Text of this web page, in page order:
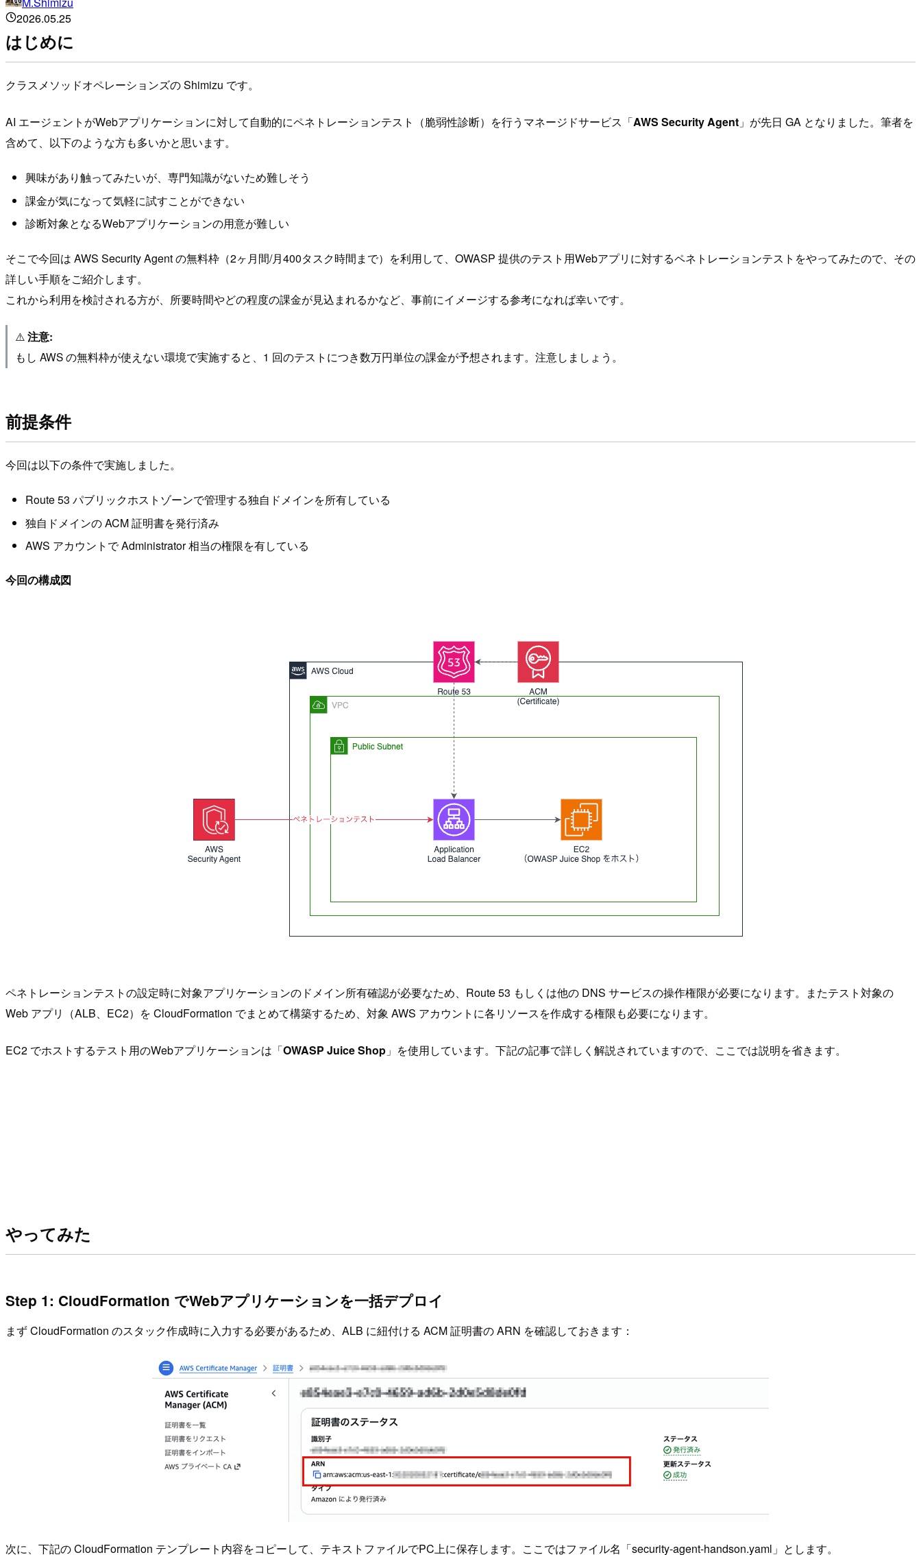
2026.05.25
はじめに
クラスメソッドオペレーションズの Shimizu です。
AI エージェントがWebアプリケーションに対して自動的にペネトレーションテスト（脆弱性診断）を行うマネージドサービス「AWS Security Agent 」が先日 GA となりました。筆者を
含めて、以下のような方も多いかと思います。
興味があり触ってみたいが、専門知識がないため難しそう
課金が気になって気軽に試すことができない
診断対象となるWebアプリケーションの用意が難しい
そこで今回は AWS Security Agent の無料枠（2ヶ月間/月400タスク時間まで）を利用して、OWASP 提供のテスト用Webアプリに対するペネトレーションテストをやってみたので、その
詳しい手順をご紹介します。
これから利用を検討される方が、所要時間やどの程度の課金が見込まれるかなど、事前にイメージする参考になれば幸いです。
⚠️ 注意:
もし AWS の無料枠が使えない環境で実施すると、1 回のテストにつき数万円単位の課金が予想されます。注意しましょう。
前提条件
今回は以下の条件で実施しました。
Route 53 パブリックホストゾーンで管理する独自ドメインを所有している
独自ドメインの ACM 証明書を発行済み
AWS アカウントで Administrator 相当の権限を有している
今回の構成図
ペネトレーションテストの設定時に対象アプリケーションのドメイン所有確認が必要なため、Route 53 もしくは他の DNS サービスの操作権限が必要になります。またテスト対象の
Web アプリ（ALB、EC2）を CloudFormation でまとめて構築するため、対象 AWS アカウントに各リソースを作成する権限も必要になります。
EC2 でホストするテスト用のWebアプリケーションは「OWASP Juice Shop 」を使用しています。下記の記事で詳しく解説されていますので、ここでは説明を省きます。
やってみた
Step 1: CloudFormation でWebアプリケーションを一括デプロイ
まず CloudFormation のスタック作成時に入力する必要があるため、ALB に紐付ける ACM 証明書の ARN を確認しておきます：
次に、下記の CloudFormation テンプレート内容をコピーして、テキストファイルでPC上に保存します。ここではファイル名「security-agent-handson.yaml」とします。